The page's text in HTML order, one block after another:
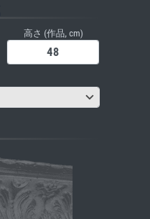
高さ (作品, cm)